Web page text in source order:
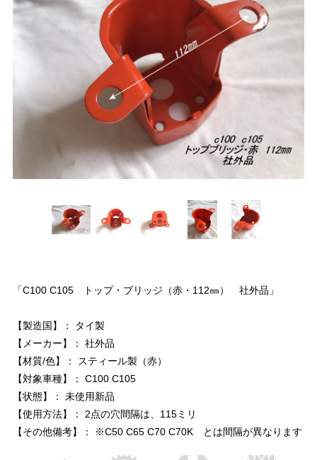
「C100 C105 トップ・ブリッジ（赤・112㎜） 社外品」
【製造国】： タイ製
【メーカー】： 社外品
【材質/色】： スティール製（赤）
【対象車種】： C100 C105
【状態】： 未使用新品
【使用方法】： 2点の穴間隔は、115ミリ
【その他備考】： ※C50 C65 C70 C70K とは間隔が異なります